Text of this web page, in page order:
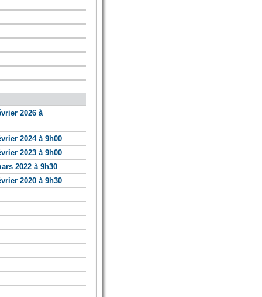
2026 à
2024 à 9h00
2023 à 9h00
2022 à 9h30
2020 à 9h30